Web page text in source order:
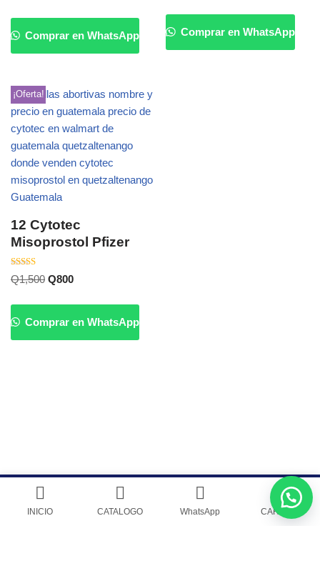
Comprar en WhatsApp Comprar en WhatsApp
¡Oferta!
12 Cytotec
Misoprostol Pfizer
Valorado
con
Q1,500 Q800
Comprar en WhatsApp
Venta de Cytotec Misoprostol en Guatemala Guatecyto Inc.
POLITICA DE PRIVACIDAD Guatecyto
INICIO CATALOGO WhatsApp CARRITO